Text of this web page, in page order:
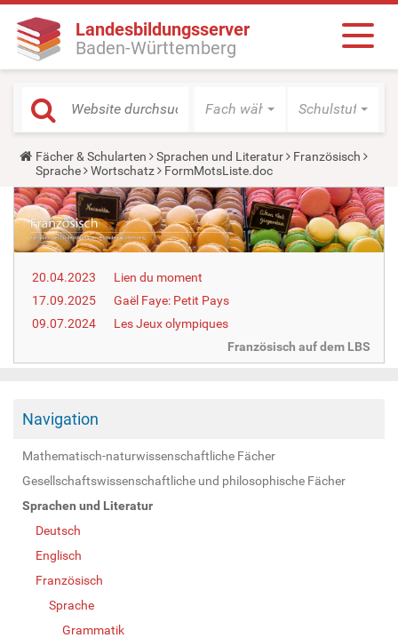
Landesbildungsserver
Baden-Württemberg
Fach wählen Schulstufe
Y
o
u
a
r
e
h
e
e
:
Fächer & Schularten Sprachen und Literatur
Französisch
Sprache
Wortschatz FormMotsListe.doc
20.04.2023
Lien du moment
17.09.2025
Gaël Faye: Petit Pays
09.07.2024
Les Jeux olympiques
Französisch auf dem LBS
Navigation
Mathematisch-naturwissenschaftliche Fächer
Gesellschaftswissenschaftliche und philosophische Fächer
Sprachen und Literatur
Deutsch
Englisch
Französisch
Sprache
Grammatik